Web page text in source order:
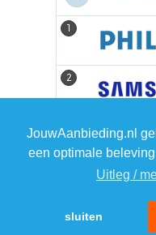
JouwAanbieding.nl
een optimale
Uitleg /
sluiten
1
2
5